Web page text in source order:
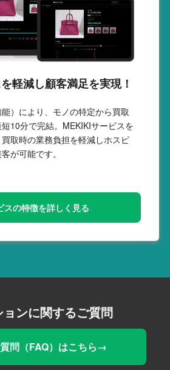
軽減し顧客満足を実現！
）により、モノの特定から買取
10分で完結。MEKIKIサービスを
取時の業務負担を軽減しホスピ
が可能です。
スの特徴を詳しく見る
ンに関するご質問
問（FAQ）はこちら→